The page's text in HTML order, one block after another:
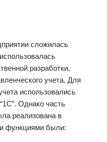
сложилась
разработки,
учета. Для
использовались
Однако часть
реализована в
функциями были: